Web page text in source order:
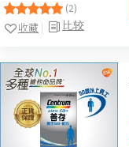
(2)
比较
收藏